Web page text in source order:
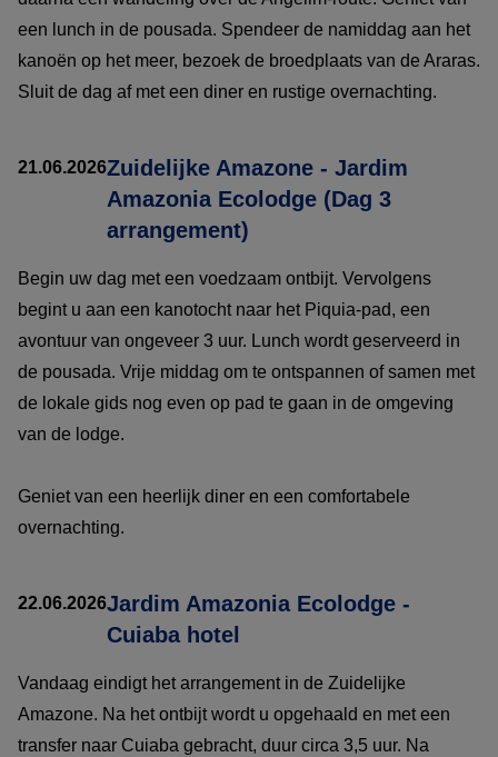
een lunch in de pousada. Spendeer de namiddag aan het
kanoën op het meer, bezoek de broedplaats van de Araras.
Sluit de dag af met een diner en rustige overnachting.
21.06.2026Zuidelijke Amazone - Jardim
Amazonia Ecolodge (Dag 3
arrangement)
Begin uw dag met een voedzaam ontbijt. Vervolgens
begint u aan een kanotocht naar het Piquia-pad, een
avontuur van ongeveer 3 uur. Lunch wordt geserveerd in
de pousada. Vrije middag om te ontspannen of samen met
de lokale gids nog even op pad te gaan in de omgeving
van de lodge.
Geniet van een heerlijk diner en een comfortabele
overnachting.
22.06.2026Jardim Amazonia Ecolodge -
Cuiaba hotel
Vandaag eindigt het arrangement in de Zuidelijke
Amazone. Na het ontbijt wordt u opgehaald en met een
transfer naar Cuiaba gebracht, duur circa 3,5 uur. Na